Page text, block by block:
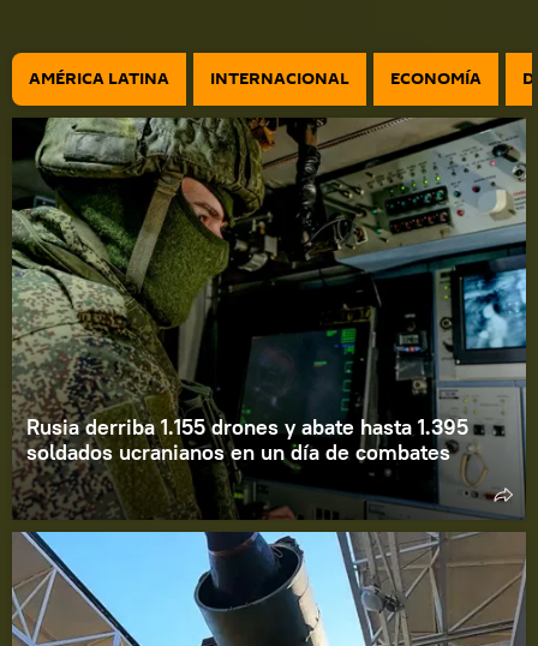
AMÉRICA LATINA INTERNACIONAL ECONOMÍA
Rusia derriba 1.155 drones y abate hasta 1.395
soldados ucranianos en un día de combates